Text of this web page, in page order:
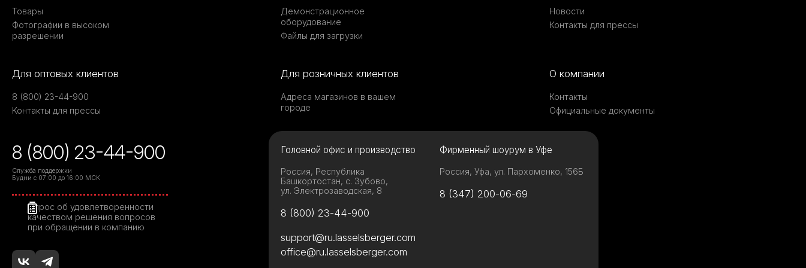
Товары
Фотографии в высоком
разрешении
Демонстрационное
оборудование
Файлы для загрузки
Новости
Контакты для прессы
Для оптовых клиентов
8 (800) 23-44-900
Контакты для прессы
Для розничных клиентов
Адреса магазинов в вашем
городе
О компании
Контакты
Официальные документы
8 (800) 23-44-900
Служба поддержки
Будни с 07:00 до 16:00 МСК
Опрос об удовлетворенности
качеством решения вопросов
при обращении в компанию
Головной офис и производство
Россия, Республика
Башкортостан, с. Зубово,
ул. Электрозаводская, 8
8 (800) 23-44-900
Фирменный шоурум в Уфе
Россия, Уфа, ул. Пархоменко, 156Б
8 (347) 200-06-69
support@ru.lasselsberger.com
office@ru.lasselsberger.com